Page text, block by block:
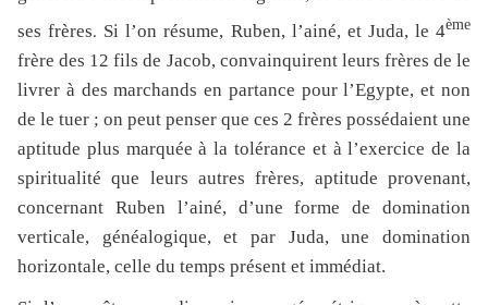
ses frères. Si l’on résume, Ruben, l’ainé, et Juda, le 4ème
frère des 12 fils de Jacob, convainquirent leurs frères de le
livrer à des marchands en partance pour l’Egypte, et non
de le tuer ; on peut penser que ces 2 frères possédaient une
aptitude plus marquée à la tolérance et à l’exercice de la
spiritualité que leurs autres frères, aptitude provenant,
concernant Ruben l’ainé, d’une forme de domination
verticale, généalogique, et par Juda, une domination
horizontale, celle du temps présent et immédiat.